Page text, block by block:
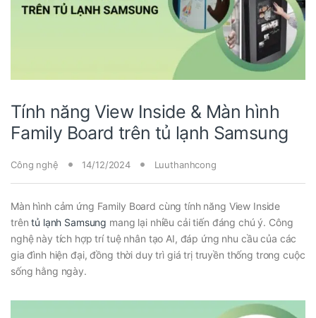
Tính năng View Inside & Màn hình
Family Board trên tủ lạnh Samsung
Công nghệ 14/12/2024 Luuthanhcong
Màn hình cảm ứng Family Board cùng tính năng View Inside
trêntủ lạnh Samsung mang lại nhiều cải tiến đáng chú ý. Công
nghệ này tích hợp trí tuệ nhân tạo AI, đáp ứng nhu cầu của các
gia đình hiện đại, đồng thời duy trì giá trị truyền thống trong cuộc
sống hằng ngày.